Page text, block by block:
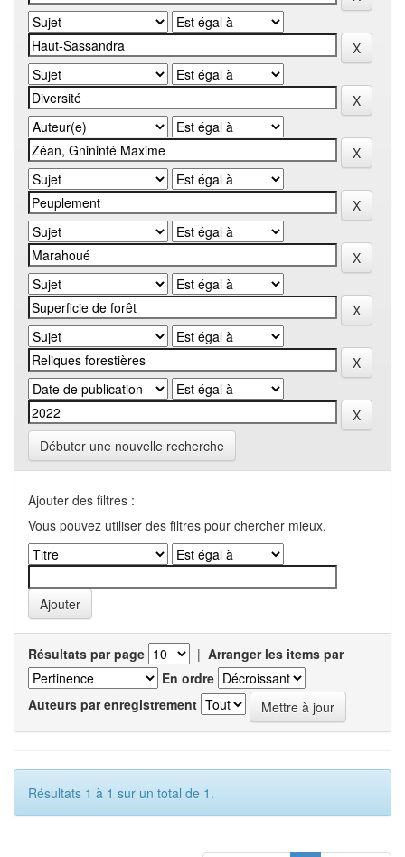
Débuter une nouvelle recherche
Ajouter des filtres :
Vous pouvez utiliser des filtres pour chercher mieux.
Résultats par page | Arranger les items par
En ordre
Auteurs par enregistrement
Résultats 1 à 1 sur un total de 1.